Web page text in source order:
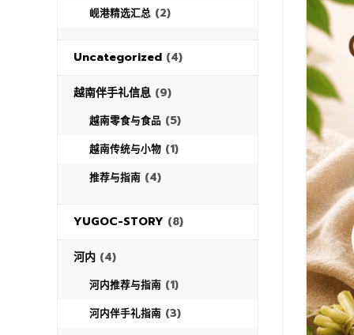
岘港精选汇总 (2)
Uncategorized (4)
越南伴手礼信息 (9)
越南零食与食品 (5)
越南传统与小物 (1)
推荐与指南 (4)
YUGOC-STORY (8)
河内 (4)
河内推荐与指南 (1)
河内伴手礼指南 (3)